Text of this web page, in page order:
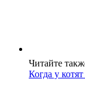
Читайте
Когда у